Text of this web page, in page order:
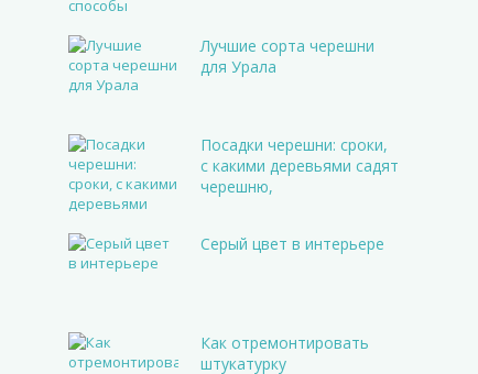
Лучшие сорта черешни
для Урала
Посадки черешни: сроки,
с какими деревьями садят
черешню,
Серый цвет в интерьере
Как отремонтировать
штукатурку